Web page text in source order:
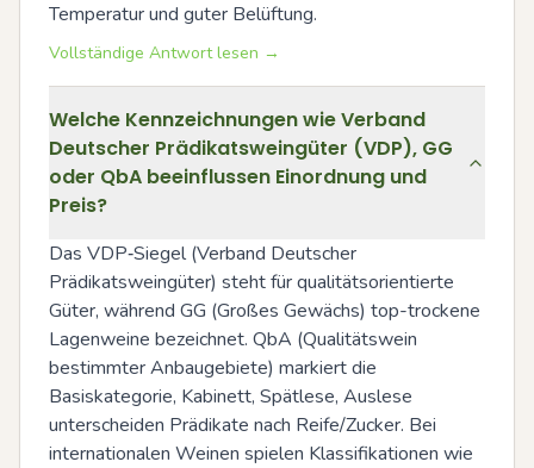
Temperatur und guter Belüftung.
Vollständige Antwort lesen →
Welche Kennzeichnungen wie Verband
Deutscher Prädikatsweingüter (VDP), GG
oder QbA beeinflussen Einordnung und
Preis?
Das VDP‑Siegel (Verband Deutscher
Prädikatsweingüter) steht für qualitätsorientierte
Güter, während GG (Großes Gewächs) top-trockene
Lagenweine bezeichnet. QbA (Qualitätswein
bestimmter Anbaugebiete) markiert die
Basiskategorie, Kabinett, Spätlese, Auslese
unterscheiden Prädikate nach Reife/Zucker. Bei
internationalen Weinen spielen Klassifikationen wie